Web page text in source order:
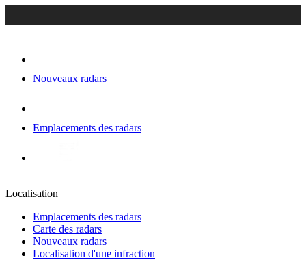
Nouveaux radars
Emplacements des radars
Localisation
Emplacements des radars
Carte des radars
Nouveaux radars
Localisation d'une infraction